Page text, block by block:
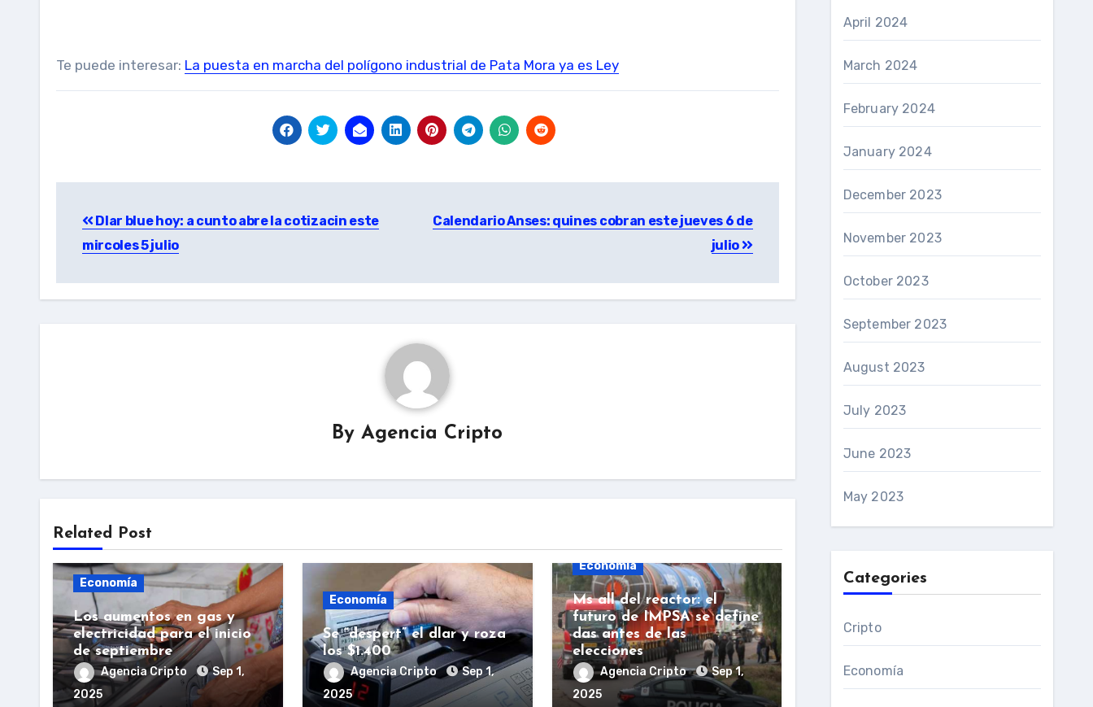
Te puede interesar: La puesta en marcha del polígono industrial de Pata Mora ya es Ley
navigation
Dlar blue hoy: a cunto abre la cotizacin este
mircoles 5 julio
Calendario Anses: quines cobran este jueves 6 de
julio
ByAgencia Cripto
Related Post
Economía
Los aumentos en gas y
electricidad para el inicio
de septiembre
Agencia Cripto
Sep 1,
2025
Economía
Se “despert” el dlar y roza
los $1.400
Agencia Cripto
Sep 1,
2025
Economía
Ms all del reactor: el
futuro de IMPSA se define
das antes de las
elecciones
Agencia Cripto
Sep 1,
2025
April 2024
March 2024
February 2024
January 2024
December 2023
November 2023
October 2023
September 2023
August 2023
July 2023
June 2023
May 2023
Categories
Cripto
Economía